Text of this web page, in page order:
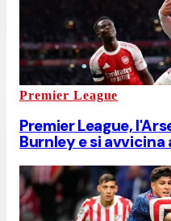
Premier League
Premier League,
Burnley e si